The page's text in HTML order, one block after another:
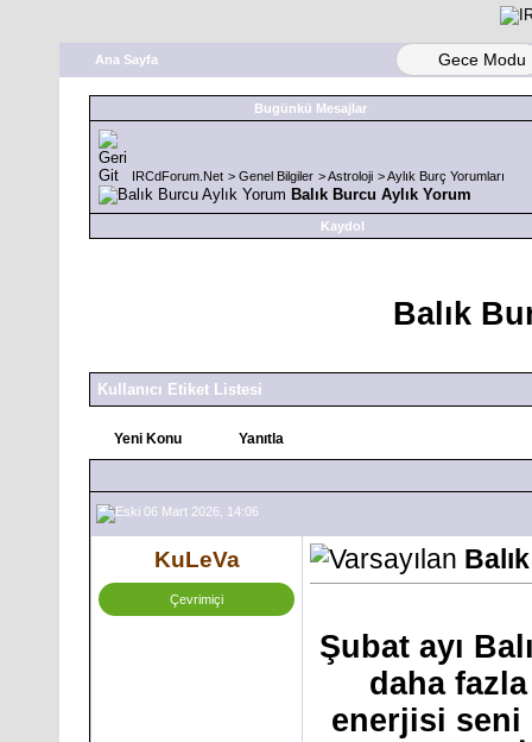
Ana Sayfa Gece Modu
Bugünkü Mesajlar
IRCdForum.Net > Genel Bilgiler >Astroloji >Aylık Burç Yorumları
Balık Burcu Aylık Yorum
Kaydol
Balık
Kullanıcı Etiket Listesi
Yeni Konu Yanıtla
06 Mart 2026, 14:06
KuLeVa
Çevrimiçi
Şubat ayı
daha
enerjisi seni